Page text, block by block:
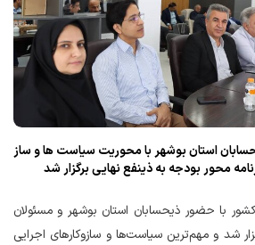
استان بوشهر با محوریت سیاست ها و ساز
محور بودجه به ذینفع نهایی برگزار شد
با حضور ذیحسابان استان بوشهر و مسئولان
شد و مهم‌ترین سیاست‌ها و سازوکارهای اجرایی